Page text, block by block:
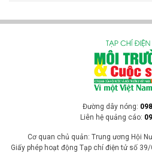
Đường dây nóng:
Liên hệ quảng cáo:
Cơ quan chủ quản: Trung ương Hội
Giấy phép hoạt động Tạp chí điện tử số